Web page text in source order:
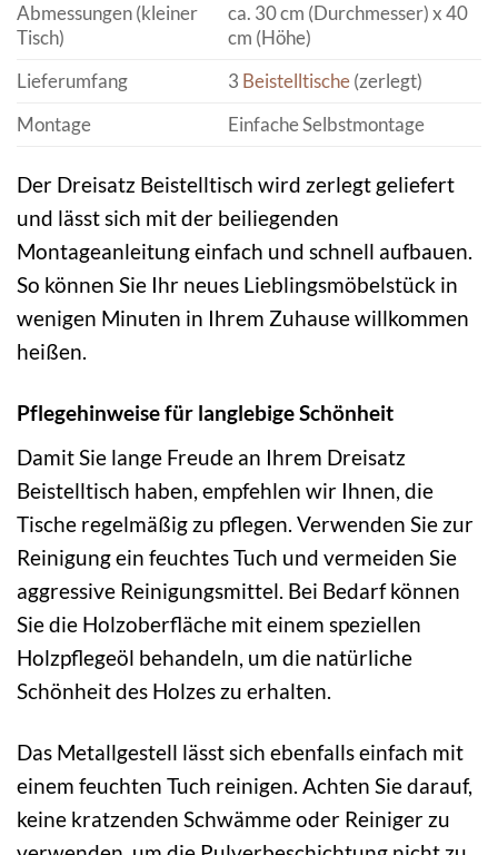
Abmessungen (kleiner
Tisch)
ca. 30 cm (Durchmesser) x 40
cm (Höhe)
Lieferumfang
3 Beistelltische(zerlegt)
Montage
Einfache Selbstmontage
Der Dreisatz Beistelltisch wird zerlegt geliefert
und lässt sich mit der beiliegenden
Montageanleitung einfach und schnell aufbauen.
So können Sie Ihr neues Lieblingsmöbelstück in
wenigen Minuten in Ihrem Zuhause willkommen
heißen.
Pflegehinweise für langlebige Schönheit
Damit Sie lange Freude an Ihrem Dreisatz
Beistelltisch haben, empfehlen wir Ihnen, die
Tische regelmäßig zu pflegen. Verwenden Sie zur
Reinigung ein feuchtes Tuch und vermeiden Sie
aggressive Reinigungsmittel. Bei Bedarf können
Sie die Holzoberfläche mit einem speziellen
Holzpflegeöl behandeln, um die natürliche
Schönheit des Holzes zu erhalten.
Das Metallgestell lässt sich ebenfalls einfach mit
einem feuchten Tuch reinigen. Achten Sie darauf,
keine kratzenden Schwämme oder Reiniger zu